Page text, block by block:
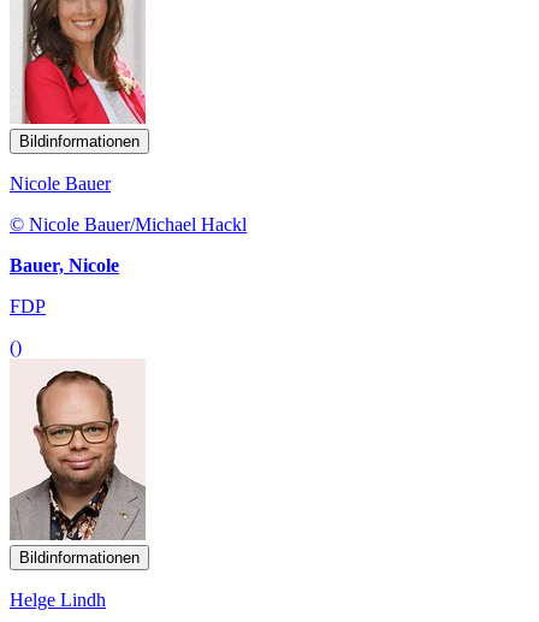
Bildinformationen
Nicole Bauer
© Nicole Bauer/Michael Hackl
Bauer, Nicole
FDP
()
Bildinformationen
Helge Lindh